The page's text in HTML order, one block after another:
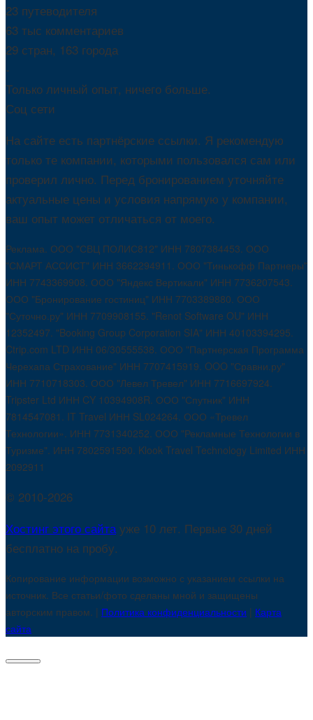
23 путеводителя
63 тыс комментариев
29 стран, 163 города
-
Только личный опыт, ничего больше.
Соц сети
На сайте есть партнёрские ссылки. Я рекомендую
только те компании, которыми пользовался сам или
проверил лично. Перед бронированием уточняйте
актуальные цены и условия напрямую у компании,
ваш опыт может отличаться от моего.
Реклама. ООО "СВЦ ПОЛИС812" ИНН 7807384453. ООО
"СМАРТ АССИСТ" ИНН 3662294911. ООО "Тинькофф Партнеры"
ИНН 7743369908. ООО "Яндекс Вертикали" ИНН 7736207543.
ООО "Бронирование гостиниц" ИНН 7703389880. ООО
"Суточно.ру" ИНН 7709908155. "Renot Software OU" ИНН
12352497. "Booking Group Corporation SIA" ИНН 40103394295.
Ctrip.com LTD ИНН 06/30555538. ООО "Партнерская Программа
Черехапа Страхование" ИНН 7707415919. OOO "Сравни.ру"
ИНН 7710718303. ООО "Левел Тревел" ИНН 7716697924.
Tripster Ltd ИНН CY 10394908R. ООО "Спутник" ИНН
7814547081. IT Travel ИНН SL024264. ООО «Тревел
Технологии». ИНН 7731340252. ООО "Рекламные Технологии в
Туризме". ИНН 7802591590. Klook Travel Technology Limited ИНН
2092911
© 2010-2026
Хостинг этого сайта уже 10 лет. Первые 30 дней
бесплатно на пробу.
Копирование информации возможно с указанием ссылки на
источник. Все статьи/фото сделаны мной и защищены
авторским правом. | Политика конфиденциальности | Карта
сайта